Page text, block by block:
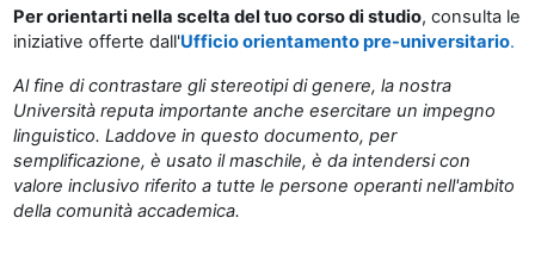
Per orientarti nella scelta del tuo corso di studio, consulta le
iniziative offerte dall'Ufficio orientamento pre-universitario.
Al fine di contrastare gli stereotipi di genere, la nostra
Università reputa importante anche esercitare un impegno
linguistico. Laddove in questo documento, per
semplificazione, è usato il maschile, è da intendersi con
valore inclusivo riferito a tutte le persone operanti nell'ambito
della comunità accademica.